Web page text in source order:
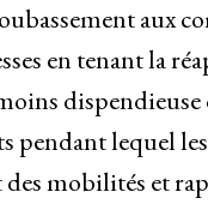
aux
en tenant la
dispendieuse
pendant lequel
mobilités et